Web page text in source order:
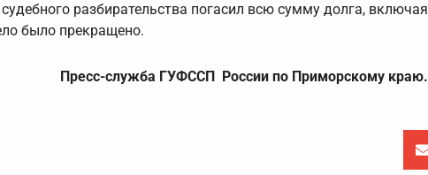
разбирательства погасил всю сумму долга, включая
было прекращено.
Пресс-служба ГУФССП России по Приморскому краю.